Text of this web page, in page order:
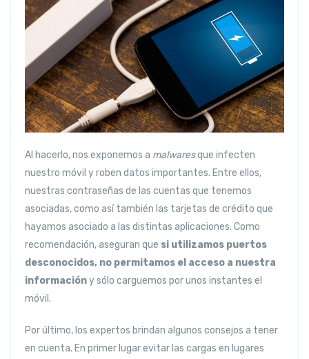
Al hacerlo, nos exponemos a malwaresque infecten
nuestro móvil y roben datos importantes. Entre ellos,
nuestras contraseñas de las cuentas que tenemos
asociadas, como así también las tarjetas de crédito que
hayamos asociado a las distintas aplicaciones. Como
recomendación, aseguran que si utilizamos puertos
desconocidos, no permitamos el acceso a nuestra
informacióny sólo carguemos por unos instantes el
móvil.
Por último, los expertos brindan algunos consejos a tener
en cuenta. En primer lugar evitar las cargas en lugares